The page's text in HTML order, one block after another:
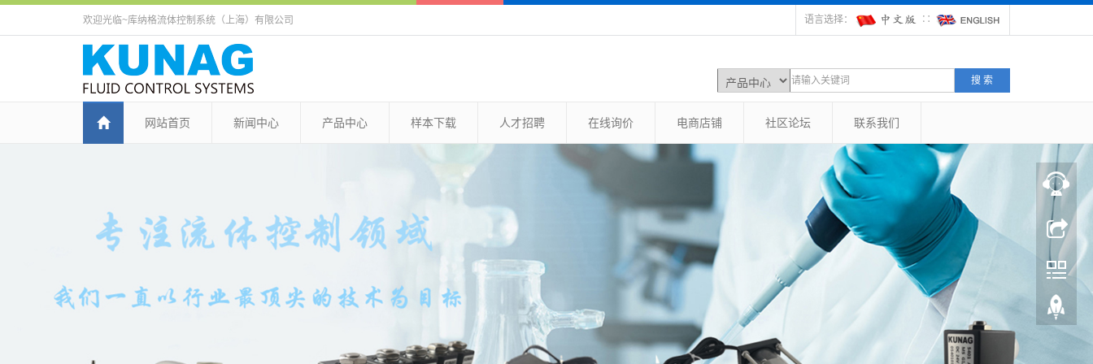
欢迎光临~库纳格流体控制系统（上海）有限公司 语言选择： ∷
搜 索
网站首页 新闻中心 产品中心 样本下载 人才招聘 在线询价 电商店铺 社区论坛 联系我们